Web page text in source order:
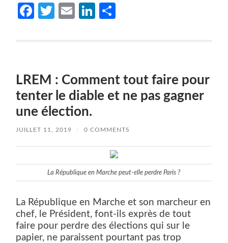
Facebook
Twitter
EmailLinkedIn
LREM : Comment tout faire pour
tenter le diable et ne pas gagner
une élection.
JUILLET 11, 2019 / 0 COMMENTS
La République en Marche peut-elle perdre Paris ?
La République en Marche et son marcheur en
chef, le Président, font-ils exprès de tout
faire pour perdre des élections qui sur le
papier, ne paraissent pourtant pas trop